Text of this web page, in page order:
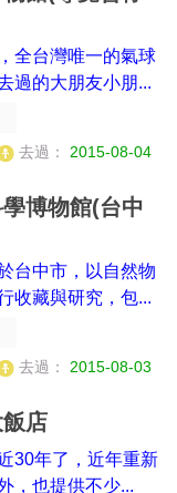
全台灣唯一的氣球
過的大朋友小朋...
去過： 2015-08-04
博物館(台中
台中市，以自然物
收藏與研究，包...
去過： 2015-08-03
店
30年了，近年重新
，也提供不少...